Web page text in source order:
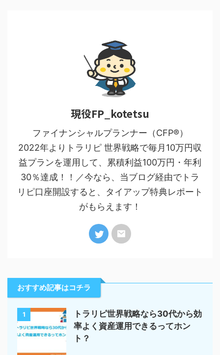
現役FP_kotetsu
ファイナンシャルプランナー（CFP®）
2022年よりトラリピ 世界戦略で毎月10万円収
益プランを運用して、累積利益100万円・年利
30％達成！！／今なら、当ブログ経由でトラ
リピ口座開設すると、タイアップ特典レポート
がもらえます！
おすすめ記事はコチラ
1
トラリピ世界戦略なら30代から効
率よく資産運用できるってホン
ト？